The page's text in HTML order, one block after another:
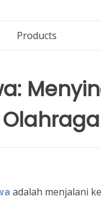
Products
adalah menjalani